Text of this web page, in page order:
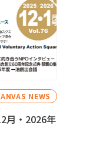
NEWS
月・2026年